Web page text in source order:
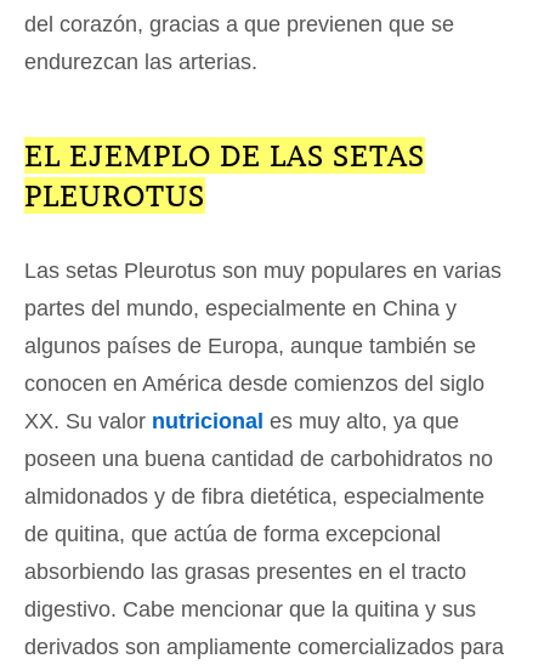
del corazón, gracias a que previenen que se
endurezcan las arterias.
EL EJEMPLO DE LAS SETAS
PLEUROTUS
Las setas Pleurotus son muy populares en varias
partes del mundo, especialmente en China y
algunos países de Europa, aunque también se
conocen en América desde comienzos del siglo
XX. Su valor nutricional es muy alto, ya que
poseen una buena cantidad de carbohidratos no
almidonados y de fibra dietética, especialmente
de quitina, que actúa de forma excepcional
absorbiendo las grasas presentes en el tracto
digestivo. Cabe mencionar que la quitina y sus
derivados son ampliamente comercializados para